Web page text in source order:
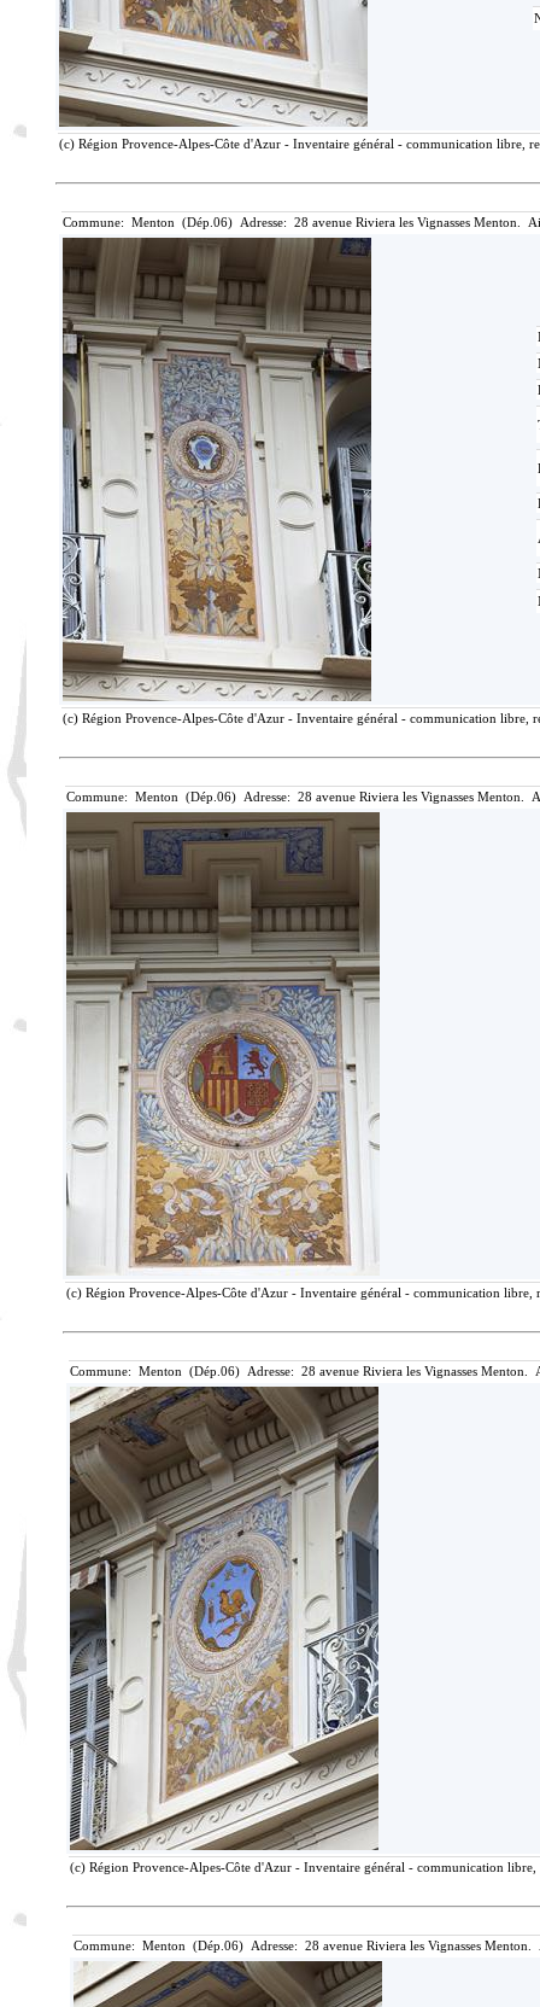
(c) Région Provence-Alpes-Côte d'Azur - Inventaire général - communication libre,
Commune: Menton (Dép.06) Adresse: 28 avenue Riviera les Vignasses Menton.
(c) Région Provence-Alpes-Côte d'Azur - Inventaire général - communication libre,
Commune: Menton (Dép.06) Adresse: 28 avenue Riviera les Vignasses Menton.
(c) Région Provence-Alpes-Côte d'Azur - Inventaire général - communication libre,
Commune: Menton (Dép.06) Adresse: 28 avenue Riviera les Vignasses
(c) Région Provence-Alpes-Côte d'Azur - Inventaire général - communication
Commune: Menton (Dép.06) Adresse: 28 avenue Riviera les Vignasses